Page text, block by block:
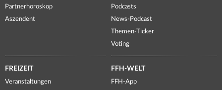
Partnerhoroskop
Aszendent
Podcasts
News-Podcast
Themen-Ticker
Voting
FREIZEIT
Veranstaltungen
FFH-WELT
FFH-App